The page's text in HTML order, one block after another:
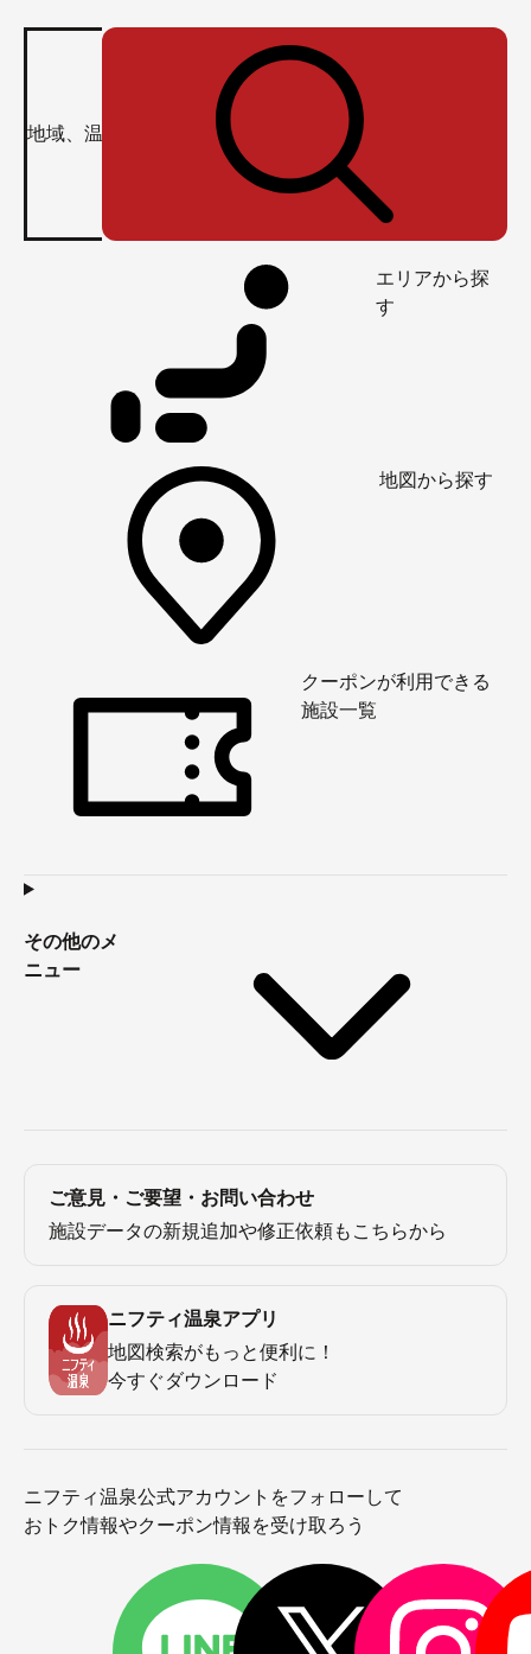
エリアから探
す
地図から探す
クーポンが利用できる
施設一覧
その他のメ
ニュー
ご意見・ご要望・お問い合わせ
施設データの新規追加や修正依頼もこちらから
ニフティ温泉アプリ
地図検索がもっと便利に！
今すぐダウンロード
ニフティ温泉公式アカウントをフォローして
おトク情報やクーポン情報を受け取ろう